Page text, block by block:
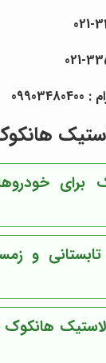
برای
و
هانکوک